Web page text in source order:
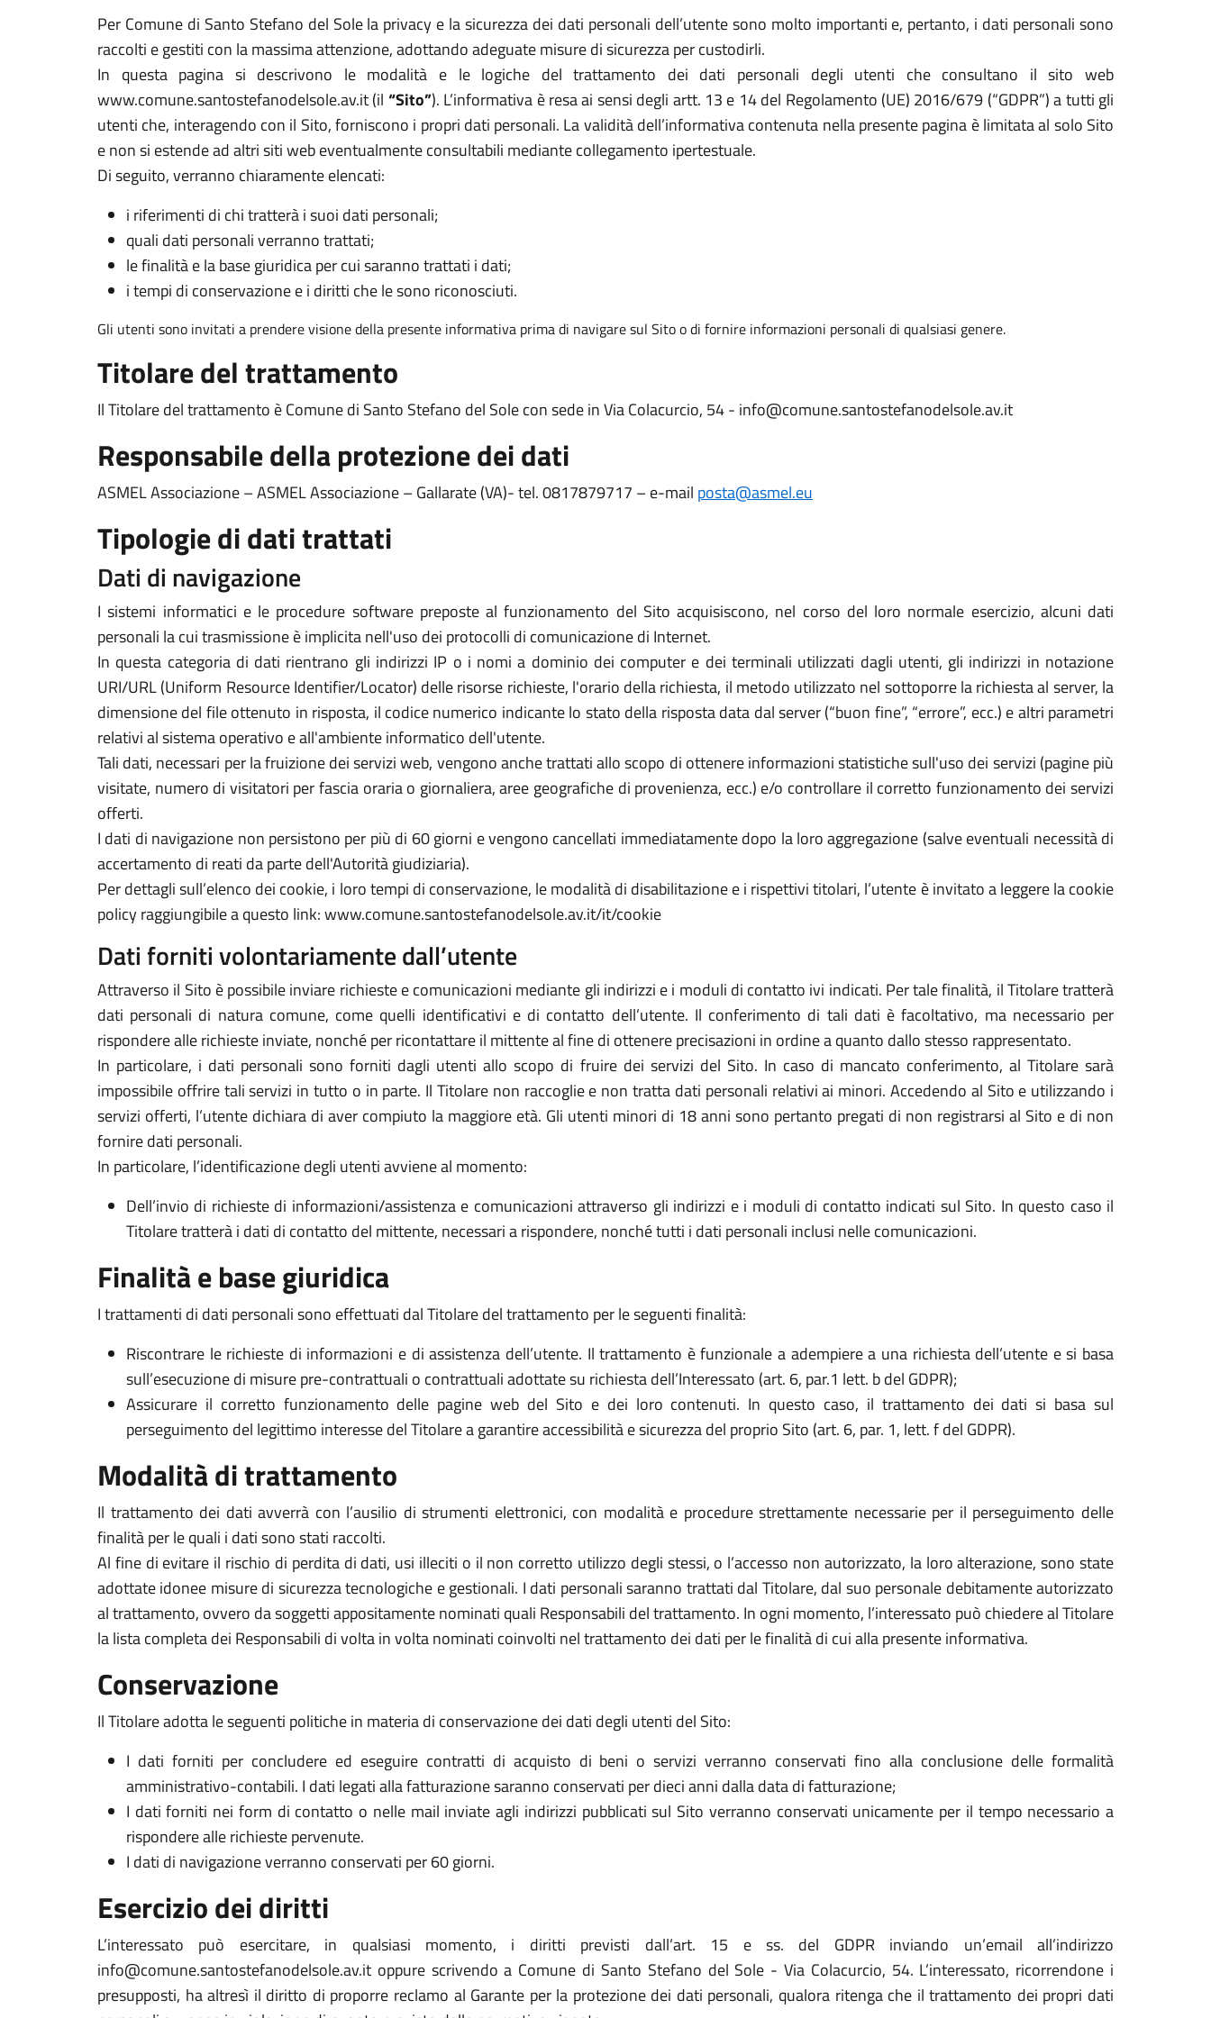
Per Comune di Santo Stefano del Sole la privacy e la sicurezza dei dati personali dell’utente sono molto importanti e, pertanto, i dati personali sono
raccolti e gestiti con la massima attenzione, adottando adeguate misure di sicurezza per custodirli.
In questa pagina si descrivono le modalità e le logiche del trattamento dei dati personali degli utenti che consultano il sito web
www.comune.santostefanodelsole.av.it (il “Sito”). L’informativa è resa ai sensi degli artt. 13 e 14 del Regolamento (UE) 2016/679 (“GDPR”) a tutti gli
utenti che, interagendo con il Sito, forniscono i propri dati personali. La validità dell’informativa contenuta nella presente pagina è limitata al solo Sito
e non si estende ad altri siti web eventualmente consultabili mediante collegamento ipertestuale.
Di seguito, verranno chiaramente elencati:
i riferimenti di chi tratterà i suoi dati personali;
quali dati personali verranno trattati;
le finalità e la base giuridica per cui saranno trattati i dati;
i tempi di conservazione e i diritti che le sono riconosciuti.
Gli utenti sono invitati a prendere visione della presente informativa prima di navigare sul Sito o di fornire informazioni personali di qualsiasi genere.
Titolare del trattamento
Il Titolare del trattamento è Comune di Santo Stefano del Sole con sede in Via Colacurcio, 54 - info@comune.santostefanodelsole.av.it
Responsabile della protezione dei dati
ASMEL Associazione – ASMEL Associazione – Gallarate (VA)- tel. 0817879717 – e-mail posta@asmel.eu
Tipologie di dati trattati
Dati di navigazione
I sistemi informatici e le procedure software preposte al funzionamento del Sito acquisiscono, nel corso del loro normale esercizio, alcuni dati
personali la cui trasmissione è implicita nell'uso dei protocolli di comunicazione di Internet.
In questa categoria di dati rientrano gli indirizzi IP o i nomi a dominio dei computer e dei terminali utilizzati dagli utenti, gli indirizzi in notazione
URI/URL (Uniform Resource Identifier/Locator) delle risorse richieste, l'orario della richiesta, il metodo utilizzato nel sottoporre la richiesta al server, la
dimensione del file ottenuto in risposta, il codice numerico indicante lo stato della risposta data dal server (“buon fine”, “errore”, ecc.) e altri parametri
relativi al sistema operativo e all'ambiente informatico dell'utente.
Tali dati, necessari per la fruizione dei servizi web, vengono anche trattati allo scopo di ottenere informazioni statistiche sull'uso dei servizi (pagine più
visitate, numero di visitatori per fascia oraria o giornaliera, aree geografiche di provenienza, ecc.) e/o controllare il corretto funzionamento dei servizi
offerti.
I dati di navigazione non persistono per più di 60 giorni e vengono cancellati immediatamente dopo la loro aggregazione (salve eventuali necessità di
accertamento di reati da parte dell'Autorità giudiziaria).
Per dettagli sull’elenco dei cookie, i loro tempi di conservazione, le modalità di disabilitazione e i rispettivi titolari, l’utente è invitato a leggere la cookie
policy raggiungibile a questo link: www.comune.santostefanodelsole.av.it/it/cookie
Dati forniti volontariamente dall’utente
Attraverso il Sito è possibile inviare richieste e comunicazioni mediante gli indirizzi e i moduli di contatto ivi indicati. Per tale finalità, il Titolare tratterà
dati personali di natura comune, come quelli identificativi e di contatto dell’utente. Il conferimento di tali dati è facoltativo, ma necessario per
rispondere alle richieste inviate, nonché per ricontattare il mittente al fine di ottenere precisazioni in ordine a quanto dallo stesso rappresentato.
In particolare, i dati personali sono forniti dagli utenti allo scopo di fruire dei servizi del Sito. In caso di mancato conferimento, al Titolare sarà
impossibile offrire tali servizi in tutto o in parte. Il Titolare non raccoglie e non tratta dati personali relativi ai minori. Accedendo al Sito e utilizzando i
servizi offerti, l’utente dichiara di aver compiuto la maggiore età. Gli utenti minori di 18 anni sono pertanto pregati di non registrarsi al Sito e di non
fornire dati personali.
In particolare, l’identificazione degli utenti avviene al momento:
Dell’invio di richieste di informazioni/assistenza e comunicazioni attraverso gli indirizzi e i moduli di contatto indicati sul Sito. In questo caso il
Titolare tratterà i dati di contatto del mittente, necessari a rispondere, nonché tutti i dati personali inclusi nelle comunicazioni.
Finalità e base giuridica
I trattamenti di dati personali sono effettuati dal Titolare del trattamento per le seguenti finalità:
Riscontrare le richieste di informazioni e di assistenza dell’utente. Il trattamento è funzionale a adempiere a una richiesta dell’utente e si basa
sull’esecuzione di misure pre-contrattuali o contrattuali adottate su richiesta dell’Interessato (art. 6, par.1 lett. b del GDPR);
Assicurare il corretto funzionamento delle pagine web del Sito e dei loro contenuti. In questo caso, il trattamento dei dati si basa sul
perseguimento del legittimo interesse del Titolare a garantire accessibilità e sicurezza del proprio Sito (art. 6, par. 1, lett. f del GDPR).
Modalità di trattamento
Il trattamento dei dati avverrà con l’ausilio di strumenti elettronici, con modalità e procedure strettamente necessarie per il perseguimento delle
finalità per le quali i dati sono stati raccolti.
Al fine di evitare il rischio di perdita di dati, usi illeciti o il non corretto utilizzo degli stessi, o l’accesso non autorizzato, la loro alterazione, sono state
adottate idonee misure di sicurezza tecnologiche e gestionali. I dati personali saranno trattati dal Titolare, dal suo personale debitamente autorizzato
al trattamento, ovvero da soggetti appositamente nominati quali Responsabili del trattamento. In ogni momento, l’interessato può chiedere al Titolare
la lista completa dei Responsabili di volta in volta nominati coinvolti nel trattamento dei dati per le finalità di cui alla presente informativa.
Conservazione
Il Titolare adotta le seguenti politiche in materia di conservazione dei dati degli utenti del Sito:
I dati forniti per concludere ed eseguire contratti di acquisto di beni o servizi verranno conservati fino alla conclusione delle formalità
amministrativo-contabili. I dati legati alla fatturazione saranno conservati per dieci anni dalla data di fatturazione;
I dati forniti nei form di contatto o nelle mail inviate agli indirizzi pubblicati sul Sito verranno conservati unicamente per il tempo necessario a
rispondere alle richieste pervenute.
I dati di navigazione verranno conservati per 60 giorni.
Esercizio dei diritti
L’interessato può esercitare, in qualsiasi momento, i diritti previsti dall’art. 15 e ss. del GDPR inviando un’email all’indirizzo
info@comune.santostefanodelsole.av.it oppure scrivendo a Comune di Santo Stefano del Sole - Via Colacurcio, 54. L’interessato, ricorrendone i
presupposti, ha altresì il diritto di proporre reclamo al Garante per la protezione dei dati personali, qualora ritenga che il trattamento dei propri dati